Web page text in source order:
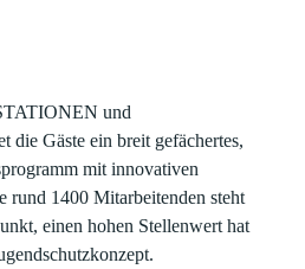
und
Gäste ein breit gefächertes,
mit innovativen
rund 1400 Mitarbeitenden steht
einen hohen Stellenwert hat